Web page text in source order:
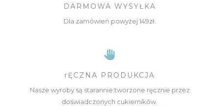
DARMOWA WYSYŁKA
Dla zamówień powyżej 149zł.
rĘCZNA PRODUKCJA
Nasze wyroby są starannie tworzone ręcznie przez
doświadczonych cukierników.